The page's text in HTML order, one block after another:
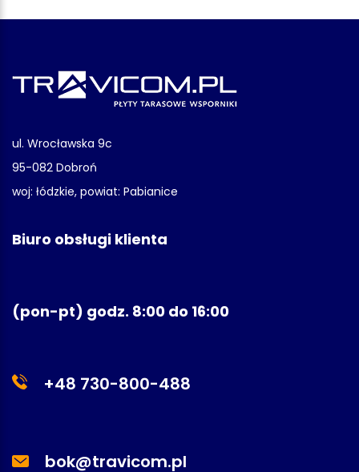
ul. Wrocławska 9c
95-082 Dobroń
woj: łódzkie, powiat: Pabianice
Biuro obsługi klienta
(pon-pt) godz. 8:00 do 16:00
+48 730-800-488
bok@travicom.pl